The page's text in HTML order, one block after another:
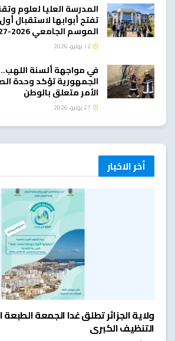
المدرسة العليا لعلوم
تفتح أبوابها لاستقبال
الموسم الجامعي 2026-2027
في مواجهة ألسنة
الجمهورية تؤكد وحدة
الأمر متعلق بالوطن
أخر الاخبار
ولاية الجزائر تطلق غدا الجمعة
التنظيف الكبرى